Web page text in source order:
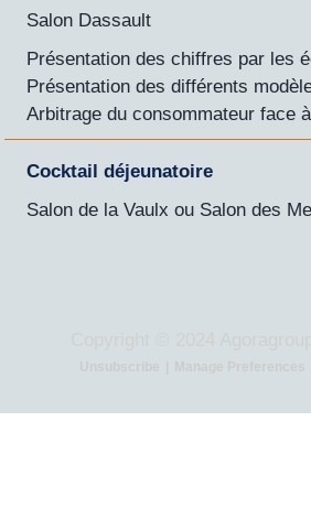
Salon Dassault
Présentation des chiffres par les
Présentation des différents
Arbitrage du consommateur face
Cocktail déjeunatoire
Salon de la Vaulx ou Salon des